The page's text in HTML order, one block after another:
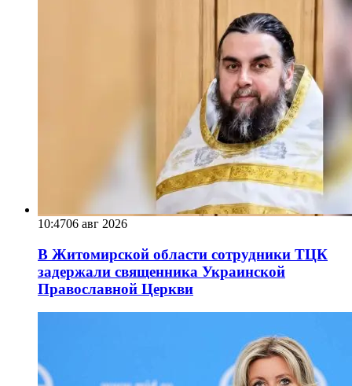
10:4706 авг 2026
В Житомирской области сотрудники ТЦК
задержали священника Украинской
Православной Церкви